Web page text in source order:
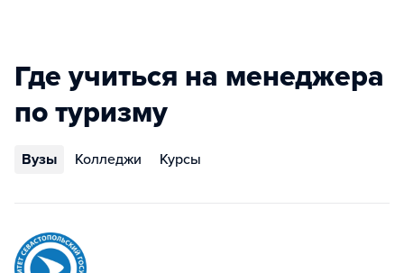
Где учиться на менеджера
по туризму
Вузы Колледжи Курсы